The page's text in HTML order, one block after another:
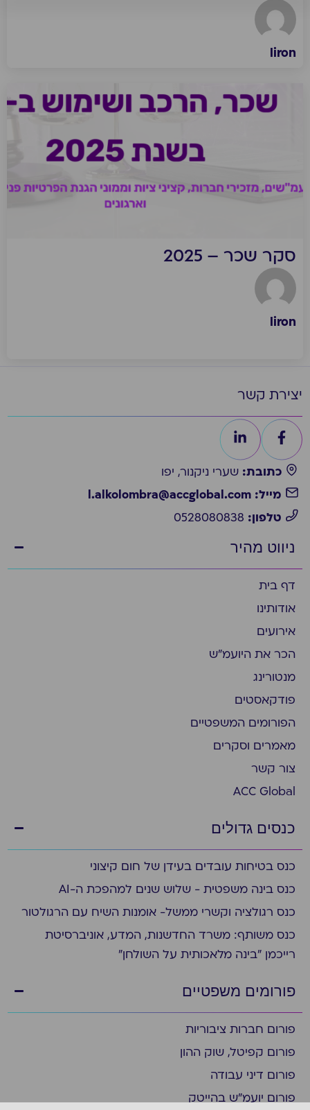
liron
סקר שכר – 2025
liron
יצירת קשר
כתובת: שערי ניקנור, יפו
מייל: l.alkolombra@accglobal.com
טלפון:
ניווט מהיר
דף בית
אודותינו
אירועים
הכר את היועמ״ש
מנטורינג
פודקאסטים
הפורומים המשפטיים
מאמרים וסקרים
צור קשר
ACC Global
כנסים גדולים
כנס בטיחות עובדים בעידן של חום קיצוני
כנס בינה משפטית - שלוש שנים למהפכת ה-AI
כנס רגולציה וקשרי ממשל- אומנות השיח עם הרגולטור
כנס משותף: משרד החדשנות, המדע, אוניברסיטת
רייכמן "בינה מלאכותית על השולחן"
פורומים משפטיים
פורום חברות ציבוריות
פורום קפיטל, שוק ההון
פורום דיני עבודה
פורום יועמ"ש בהייטק